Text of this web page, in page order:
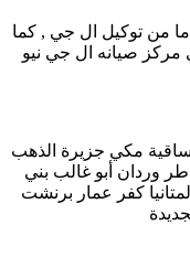
من توكيل ال جي , كما
لصيانه اجهزتكم . لدي مركز صيانه ال جي نيو
ساقية مكي جزيرة الذهب
وردان أبو غالب بني
كفر عمار برنشت